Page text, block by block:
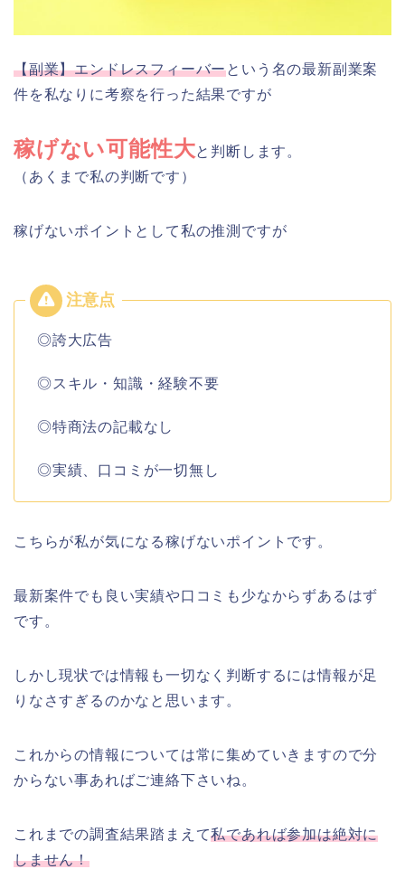
【副業】エンドレスフィーバーという名の最新副業案
件を私なりに考察を行った結果ですが
稼げない可能性大と判断します。
（あくまで私の判断です）
稼げないポイントとして私の推測ですが
◎誇大広告
◎スキル・知識・経験不要
◎特商法の記載なし
◎実績、口コミが一切無し
こちらが私が気になる稼げないポイントです。
最新案件でも良い実績や口コミも少なからずあるはず
です。
しかし現状では情報も一切なく判断するには情報が足
りなさすぎるのかなと思います。
これからの情報については常に集めていきますので分
からない事あればご連絡下さいね。
これまでの調査結果踏まえて私であれば参加は絶対に
しません！